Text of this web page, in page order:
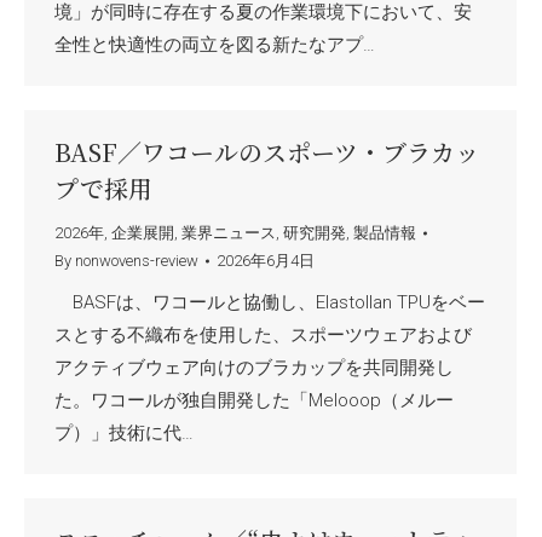
境」が同時に存在する夏の作業環境下において、安
全性と快適性の両立を図る新たなアプ…
BASF／ワコールのスポーツ・ブラカッ
プで採用
2026年, 企業展開 , 業界ニュース, 研究開発, 製品情報
By nonwovens-review 2026年6月4日
BASFは、ワコールと協働し、Elastollan TPUをベー
スとする不織布を使用した、スポーツウェアおよび
アクティブウェア向けのブラカップを共同開発し
た。ワコールが独自開発した「Melooop（メルー
プ）」技術に代…